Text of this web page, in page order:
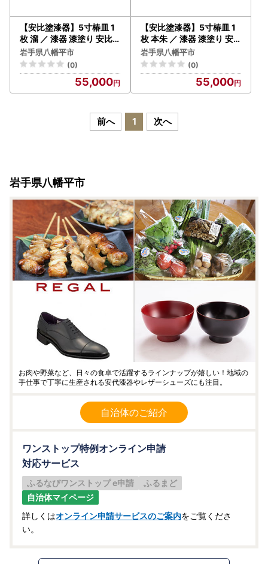
【安比塗漆器】5寸椿皿 1
枚 溜 ／ 漆器 漆塗り 安比
塗 お皿 皿 菓子皿 取り皿
食器 和食器 木製 器 うつわ
漆塗 漆 うるし 工芸品 伝統
工芸 贈り物 誕生日 プレゼ
ント ギフト お土産 シンプ
岩手県八幡平市
(0)
55,000
【安比塗漆器】5寸椿皿 1
枚 本朱 ／ 漆器 漆塗り 安
比塗 お皿 皿 菓子皿 取り皿
食器 和食器 木製 器 うつわ
漆塗 漆 うるし 工芸品 伝統
工芸 贈り物 誕生日 プレゼ
ント ギフト お土産 シンプ
岩手県 八幡平市
岩手県八幡平市
(0)
55,000
前へ 1 次へ
岩手県八幡平市
お肉や野菜など、日々の食卓で活躍するラインナップが嬉しい！地域の
手仕事で丁寧に生産される安代漆器やレザーシューズにも注目。
自治体のご紹介
ワンストップ特例オンライン申請
対応サービス
ふるなびワンストップ e申請
ふるまど
自治体マイページ
詳しくはオンライン申請サービスのご案内をご覧くださ
い。